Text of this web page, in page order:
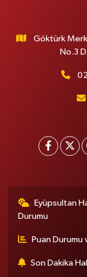
Göktürk
No.3
Eyüpsultan
Durumu
Puan Durumu
Son Dakika